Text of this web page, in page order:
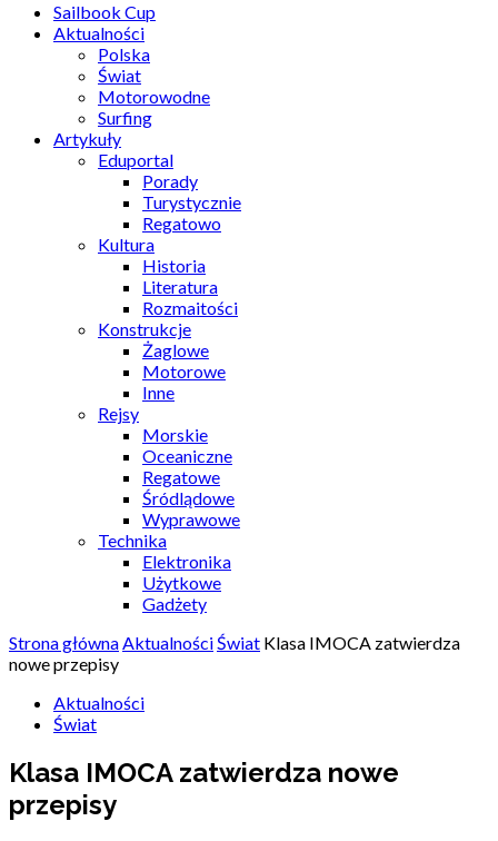
Sailbook Cup
Aktualności
Polska
Świat
Motorowodne
Surfing
Artykuły
Eduportal
Porady
Turystycznie
Regatowo
Kultura
Historia
Literatura
Rozmaitości
Konstrukcje
Żaglowe
Motorowe
Inne
Rejsy
Morskie
Oceaniczne
Regatowe
Śródlądowe
Wyprawowe
Technika
Elektronika
Użytkowe
Gadżety
Strona głównaAktualnościŚwiat Klasa IMOCA zatwierdza
nowe przepisy
Aktualności
Świat
Klasa IMOCA zatwierdza nowe
przepisy